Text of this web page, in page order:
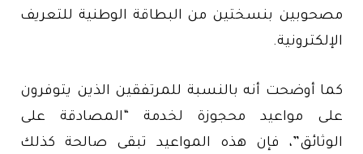
مصحوبين بنسختين من البطاقة الوطنية للتعريف
الإلكترونية.
كما أوضحت أنه بالنسبة للمرتفقين الذين يتوفرون
على مواعيد محجوزة لخدمة “المصادقة على
الوثائق”، فإن هذه المواعيد تبقى صالحة كذلك